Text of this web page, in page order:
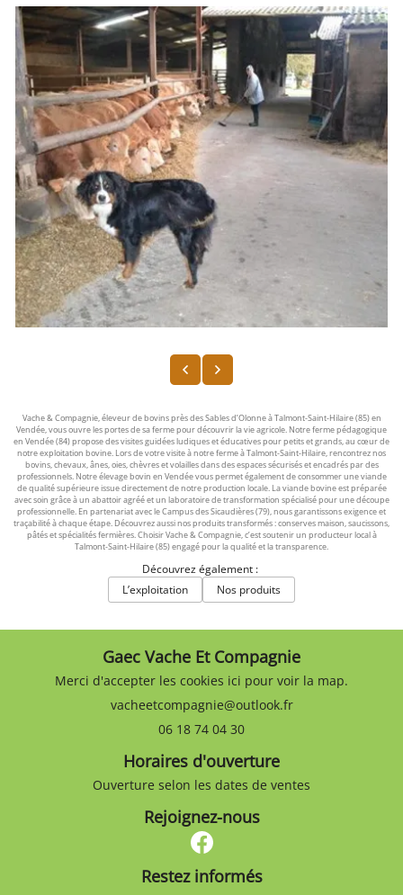
Vache & Compagnie, éleveur de bovins près des Sables d’Olonne à Talmont-Saint-Hilaire (85) en
Vendée, vous ouvre les portes de sa ferme pour découvrir la vie agricole. Notre ferme pédagogique
en Vendée (84) propose des visites guidées ludiques et éducatives pour petits et grands, au cœur de
notre exploitation bovine. Lors de votre visite à notre ferme à Talmont-Saint-Hilaire, rencontrez nos
bovins, chevaux, ânes, oies, chèvres et volailles dans des espaces sécurisés et encadrés par des
professionnels. Notre élevage bovin en Vendée vous permet également de consommer une viande
de qualité supérieure issue directement de notre production locale. La viande bovine est préparée
avec soin grâce à un abattoir agréé et un laboratoire de transformation spécialisé pour une découpe
professionnelle. En partenariat avec le Campus des Sicaudières (79), nous garantissons exigence et
traçabilité à chaque étape. Découvrez aussi nos produits transformés : conserves maison, saucissons,
pâtés et spécialités fermières. Choisir Vache & Compagnie, c’est soutenir un producteur local à
Talmont-Saint-Hilaire (85) engagé pour la qualité et la transparence.
Découvrez également :
L’exploitation
Nos produits
Gaec Vache Et Compagnie
Merci d'accepter les cookies ici pour voir la map.
06 18 74 04 30
Horaires d'ouverture
Ouverture selon les dates de ventes
Rejoignez-nous
Restez informés